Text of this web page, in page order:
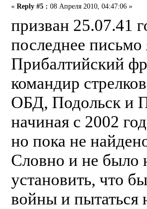
« Reply #5 : 08 Апреля 2010, 04:47:06 »
призван 25.07.41
последнее письмо
Прибалтийский
командир
ОБД, Подольск и
начиная с 2002
но пока не
Словно и не было
установить, что
войны и пытаться